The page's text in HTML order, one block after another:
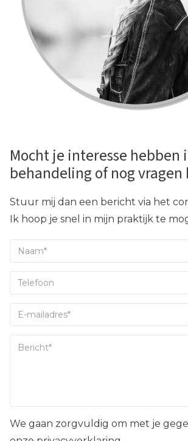
Mocht je interesse hebben
behandeling of nog vragen
Stuur mij dan een bericht via het
Ik hoop je snel in mijn praktijk te
We gaan zorgvuldig om met je